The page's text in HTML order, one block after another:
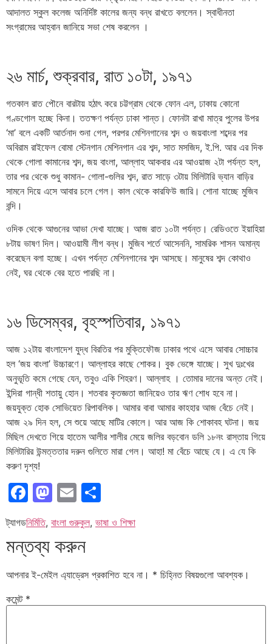
আদালত স্কুল কলেজ অনির্দিষ্ট কালের জন্য বন্ধ রাখতে বললেন। স্বাধীনতা
সংগ্রামের আহ্বান জানিয়ে সভা শেষ করলেন ।
২৬ মার্চ, শুক্রবার, রাত ১০টা, ১৯৭১
গতকাল রাত পৌনে বারটায় হঠাৎ করে চট্টগ্রাম থেকে ফোন এল, ঢাকায় কোনো
গণ্ডগোল হচ্ছে কিনা। ততক্ষণ পর্যন্ত ঢাকা শান্ত। ফোনটা রাখা মাত্র পুলের উপর
‘মা’ বলে একটি আর্তনাদ শুনা গেল, পরপর মেশিনগানের শব্দ ও জয়বাংলা শব্দের পর
অবিরাম রাইফেল বোমা স্টেনগান মেশিনগান এর শব্দ, সাত মসজিদ, ই.পি. আর এর দিক
থেকে গোলা কামানের শব্দ, জয় বাংলা, আল্লাহ আকবার এর আওয়াজ ২টা পর্যন্ত হল,
তার পর থেকে শুধু কামান- গোলা-গুলির শব্দ, রাত সাড়ে ৩টায় মিলিটারি ভ্যান বাড়ির
সামনে দিয়ে এসে আবার চলে গেল। কাল থেকে কারফিউ জারি। শোনা যাচ্ছে মুজিব
বন্দি।
ওদিক থেকে আগুনের আভা দেখা যাচ্ছে। আজ রাত ১০টা পর্যন্ত। রেডিওতে ইয়াহিয়া
৮টায় ভাষণ দিল। আওয়ামী লীগ বন্ধ। মুজিব শর্তে আসেননি, সামরিক শাসন অমান্য
করেছেন বলা হচ্ছে। এখন পর্যন্ত মেশিনগানের শব্দ আসছে। মানুষের শব্দ কোথাও
নেই, ঘর থেকে বের হতে পারছি না।
১৬ ডিসেম্বর, বৃহস্পতিবার, ১৯৭১
আজ ১২টায় বাংলাদেশ যুদ্ধ বিরতির পর মুক্তিফৌজ ঢাকার পথে এসে আবার সোচ্চার
হল ‘জয় বাংলা’ উচ্চারণে। আল্লাহর কাছে শোকর। বুক ভেঙ্গে যাচ্ছে। সুখ দুঃখের
অনুভূতি কমে গেছে যেন, তবুও একি শিহরণ। আল্লাহ । তোমার দানের অন্ত নেই।
ইন্দিরা গান্ধী শতায়ু হোন। শতবার কৃতজ্ঞতা জানিয়েও তার ঋণ শোধ হবে না।
জয়যুক্ত হোক সোভিয়েত রিপাবলিক। আমার বাবা আমার কাহহার আজ বেঁচে নেই।
আজ ২৯ দিন হল, সে শুয়ে আছে মাটির কোলে। আর আজ কি শোকাবহ ঘটনা। জয়
মিছিল দেখতে গিয়ে হাতেম আলীর শালীর মেয়ে জলির বড়বোন ডলি ১৮নং রাস্তায় গিয়ে
মিলিটারির উন্মত্ততার দরুন গুলিতে মারা গেল। আহা! মা বেঁচে আছে যে। এ যে কি
করুণ দৃশ্য!
Facebook
Mastodon
Email
ট্যাগডনির্মিতি, বাংলা গুরুকুল, ভাষা ও শিক্ষা
মন্তব্য করুন
আপনার ই-মেইল এ্যাড্রেস প্রকাশিত হবে না। * চিহ্নিত বিষয়গুলো আবশ্যক।
কমেন্ট *